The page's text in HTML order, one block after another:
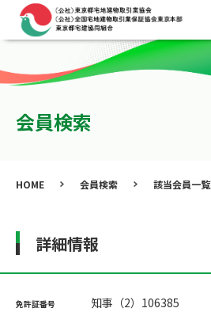
会員検索
HOME 会員検索 該当会員一覧
詳細情報
免許証番号 知事（2）106385